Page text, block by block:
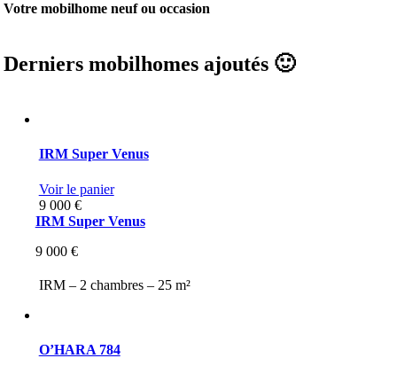
Votre mobilhome neuf ou occasion
Derniers mobilhomes ajoutés 🙂
IRM Super Venus
Voir le panier
9 000 €
IRM Super Venus
9 000 €
IRM – 2 chambres – 25 m²
O’HARA 784